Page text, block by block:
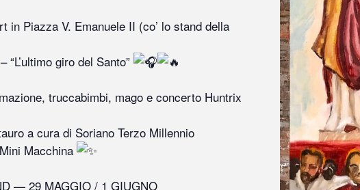
in Piazza V. Emanuele II (co’ lo stand della
“L’ultimo giro del Santo”
truccabimbi, mago e concerto Huntrix
a cura di Soriano Terzo Millennio
Macchina
— 29 MAGGIO / 1 GIUGNO